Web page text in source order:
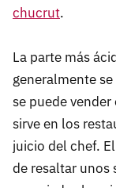
chucrut.
La parte más
generalmente
se puede
sirve en los
juicio del chef. El
de resaltar unos